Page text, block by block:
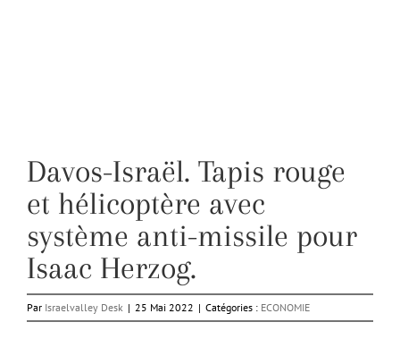
Davos-Israël. Tapis rouge
et hélicoptère avec
système anti-missile pour
Isaac Herzog.
Par Israelvalley Desk | 25 Mai 2022 | Catégories : ECONOMIE